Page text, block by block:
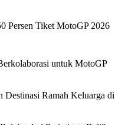
Persen Tiket MotoGP 2026
untuk MotoGP
Ramah Keluarga di